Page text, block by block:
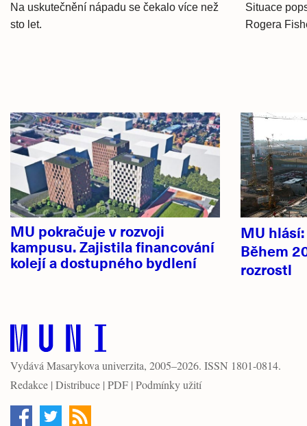
Na uskutečnění nápadu se čekalo více než
sto let.
Situace
Rogera
Hlavní
novinky
MU pokračuje v rozvoji
kampusu. Zajistila financování
kolejí a dostupného bydlení
MU
Během
rozrostl
Vydává Masarykova univerzita, 2005–2026. ISSN 1801-0814.
Redakce | Distribuce | PDF | Podmínky užití